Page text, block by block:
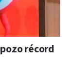
récord